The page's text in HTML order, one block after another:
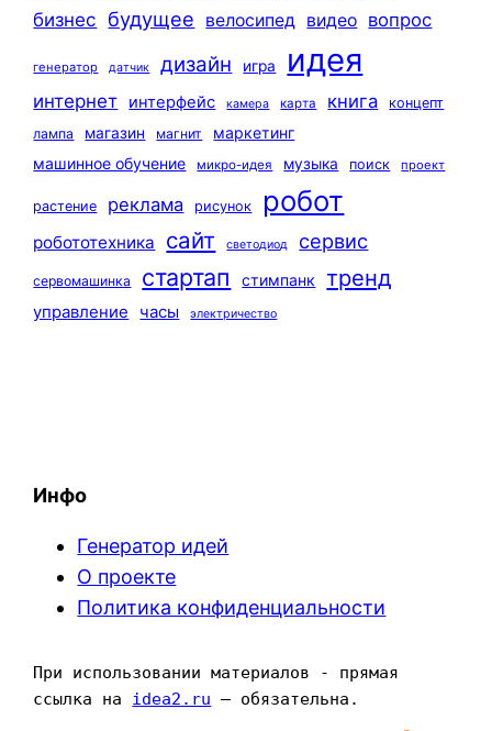
бизнес будущее велосипед видео вопрос
генератор датчик дизайн игра идея
интернет интерфейс камера карта книга
концепт
лампа
магазин магнит
маркетинг
машинное обучение
микро-идея музыка поиск проект
растение реклама рисунок робот
робототехника сайт светодиод сервис
сервомашинка стартап стимпанк тренд
управление часы электричество
Инфо
Генератор идей
О проекте
Политика конфиденциальности
При использовании материалов - прямая
ссылка на idea2.ru — обязательна.